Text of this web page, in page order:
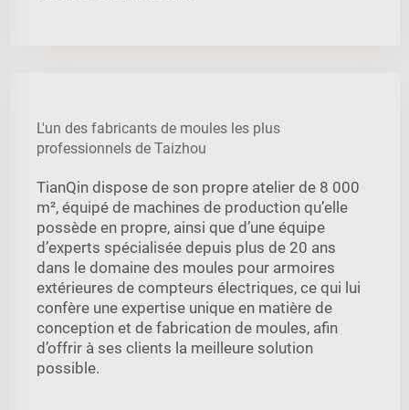
L'un des fabricants de moules les plus
professionnels de Taizhou
TianQin dispose de son propre atelier de 8 000
m², équipé de machines de production qu’elle
possède en propre, ainsi que d’une équipe
d’experts spécialisée depuis plus de 20 ans
dans le domaine des moules pour armoires
extérieures de compteurs électriques, ce qui lui
confère une expertise unique en matière de
conception et de fabrication de moules, afin
d’offrir à ses clients la meilleure solution
possible.